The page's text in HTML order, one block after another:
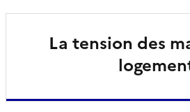
La tension des